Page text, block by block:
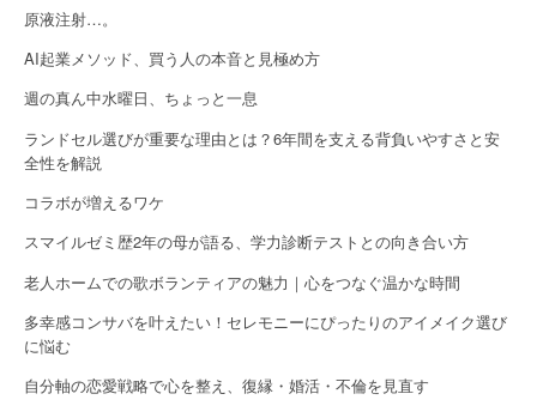
g
a
t
i
o
n
原液注射…。
AI起業メソッド、買う人の本音と見極め方
週の真ん中水曜日、ちょっと一息
ランドセル選びが重要な理由とは？6年間を支える背負いやすさと安
全性を解説
コラボが増えるワケ
スマイルゼミ歴2年の母が語る、学力診断テストとの向き合い方
老人ホームでの歌ボランティアの魅力｜心をつなぐ温かな時間
多幸感コンサバを叶えたい！セレモニーにぴったりのアイメイク選び
に悩む
自分軸の恋愛戦略で心を整え、復縁・婚活・不倫を見直す